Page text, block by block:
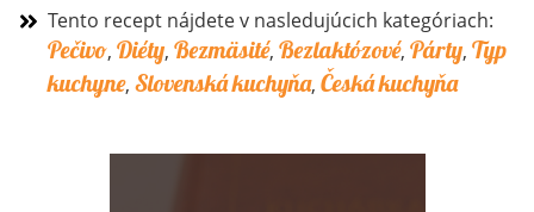
Tento recept nájdete v nasledujúcich kategóriach:
Pečivo, Diéty, Bezmäsité, Bezlaktózové, Párty, Typ
kuchyne, Slovenská kuchyňa, Česká kuchyňa